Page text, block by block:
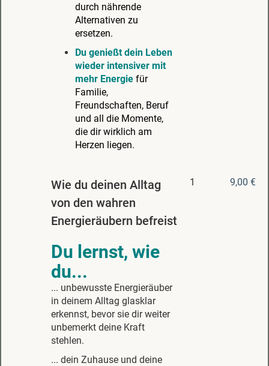
durch nährende
Alternativen zu
ersetzen.
Du genießt dein Leben
wieder intensiver mit
mehr Energie für
Familie,
Freundschaften, Beruf
und all die Momente,
die dir wirklich am
Herzen liegen.
Wie du deinen Alltag
von den wahren
Energieräubern befreist
Du lernst, wie
du...
... unbewusste Energieräuber
in deinem Alltag glasklar
erkennst, bevor sie dir weiter
unbemerkt deine Kraft
stehlen.
... dein Zuhause und deine
1 9,00 €